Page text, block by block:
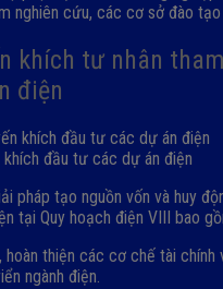
nghiên cứu, các cơ sở đào
khích tư nhân
điện
khích đầu tư các dự án điện
pháp tạo nguồn vốn và huy
tại Quy hoạch điện VIII bao
hoàn thiện các cơ chế tài chính
ngành điện.